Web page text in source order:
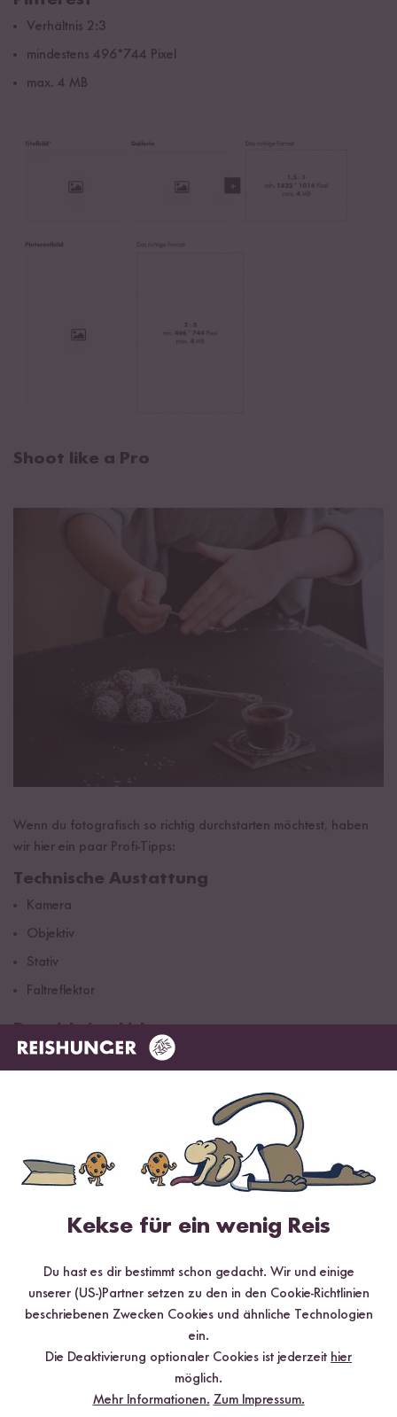
Verhältnis 2:3
mindestens 496*744 Pixel
max. 4 MB
Shoot like a Pro
Wenn du fotografisch so richtig durchstarten möchtest, haben
wir hier ein paar Profi-Tipps:
Technische Austattung
Kamera
Objektiv
Stativ
Faltreflektor
Das richtige Licht
Fotografiere am besten bei Tageslicht am Fenster, möglichst
Licht ggf. mit einem dünnen weißen Stoff (inneres eines
Schatten kannst du mit Reflektoren oder Styroporplatten
aufhellen
Softbox oder Blitz
Licht liefern und oft nicht farbneutral sind.
Die Verschlusszeit
Während der Verschlusszeit wird auf dem Sensor abgebildet,
was in der Zeit des Lichteinfalls passiert.
Kekse für ein wenig Reis
Du hast es dir bestimmt schon gedacht. Wir und einige
unserer (US-)Partner setzen zu den in den Cookie-Richtlinien
beschriebenen Zwecken Cookies und ähnliche Technologien
ein.
Die Deaktivierung optionaler Cookies ist jederzeit hier
möglich.
Mehr Informationen. Zum Impressum.